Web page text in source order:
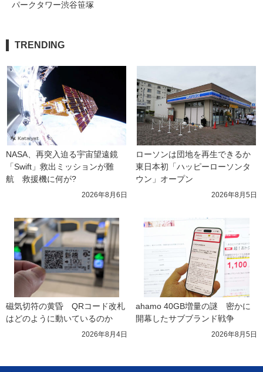
パークタワー渋谷笹塚
TRENDING
NASA、再突入迫る宇宙望遠鏡
「Swift」救出ミッションが難
航　救援機に何が?
2026年8月6日
ローソンは団地を再生できるか
東日本初「ハッピーローソンタ
ウン」オープン
2026年8月5日
磁気切符の黄昏　QRコード改札
はどのように動いているのか
2026年8月4日
ahamo 40GB増量の謎　密かに
開幕したサブブランド戦争
2026年8月5日